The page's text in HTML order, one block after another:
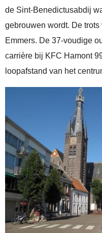
de Sint-Benedictusabdij
gebrouwen wordt. De
Emmers. De 37-voudige
carrière bij KFC Hamont
loopafstand van het